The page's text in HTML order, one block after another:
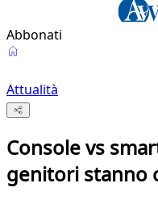
Abbonati
Attualità
Console vs
genitori stanno